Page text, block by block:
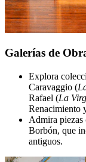
Galerías de
Explora
Caravaggio (
Rafael (La
Renacimiento
Admira piezas
Borbón, que
antiguos.